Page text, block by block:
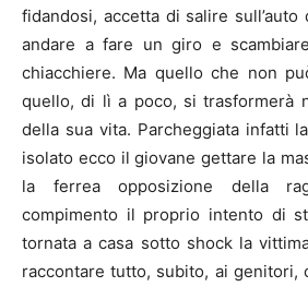
fidandosi, accetta di salire
andare a fare un giro e
chiacchiere. Ma quello che non
quello, di lì a poco, si trasformerà
della sua vita. Parcheggiata infatti
isolato ecco il giovane gettare la
la ferrea opposizione della
compimento il proprio intento di
tornata a casa sotto shock la
raccontare tutto, subito, ai genitori,